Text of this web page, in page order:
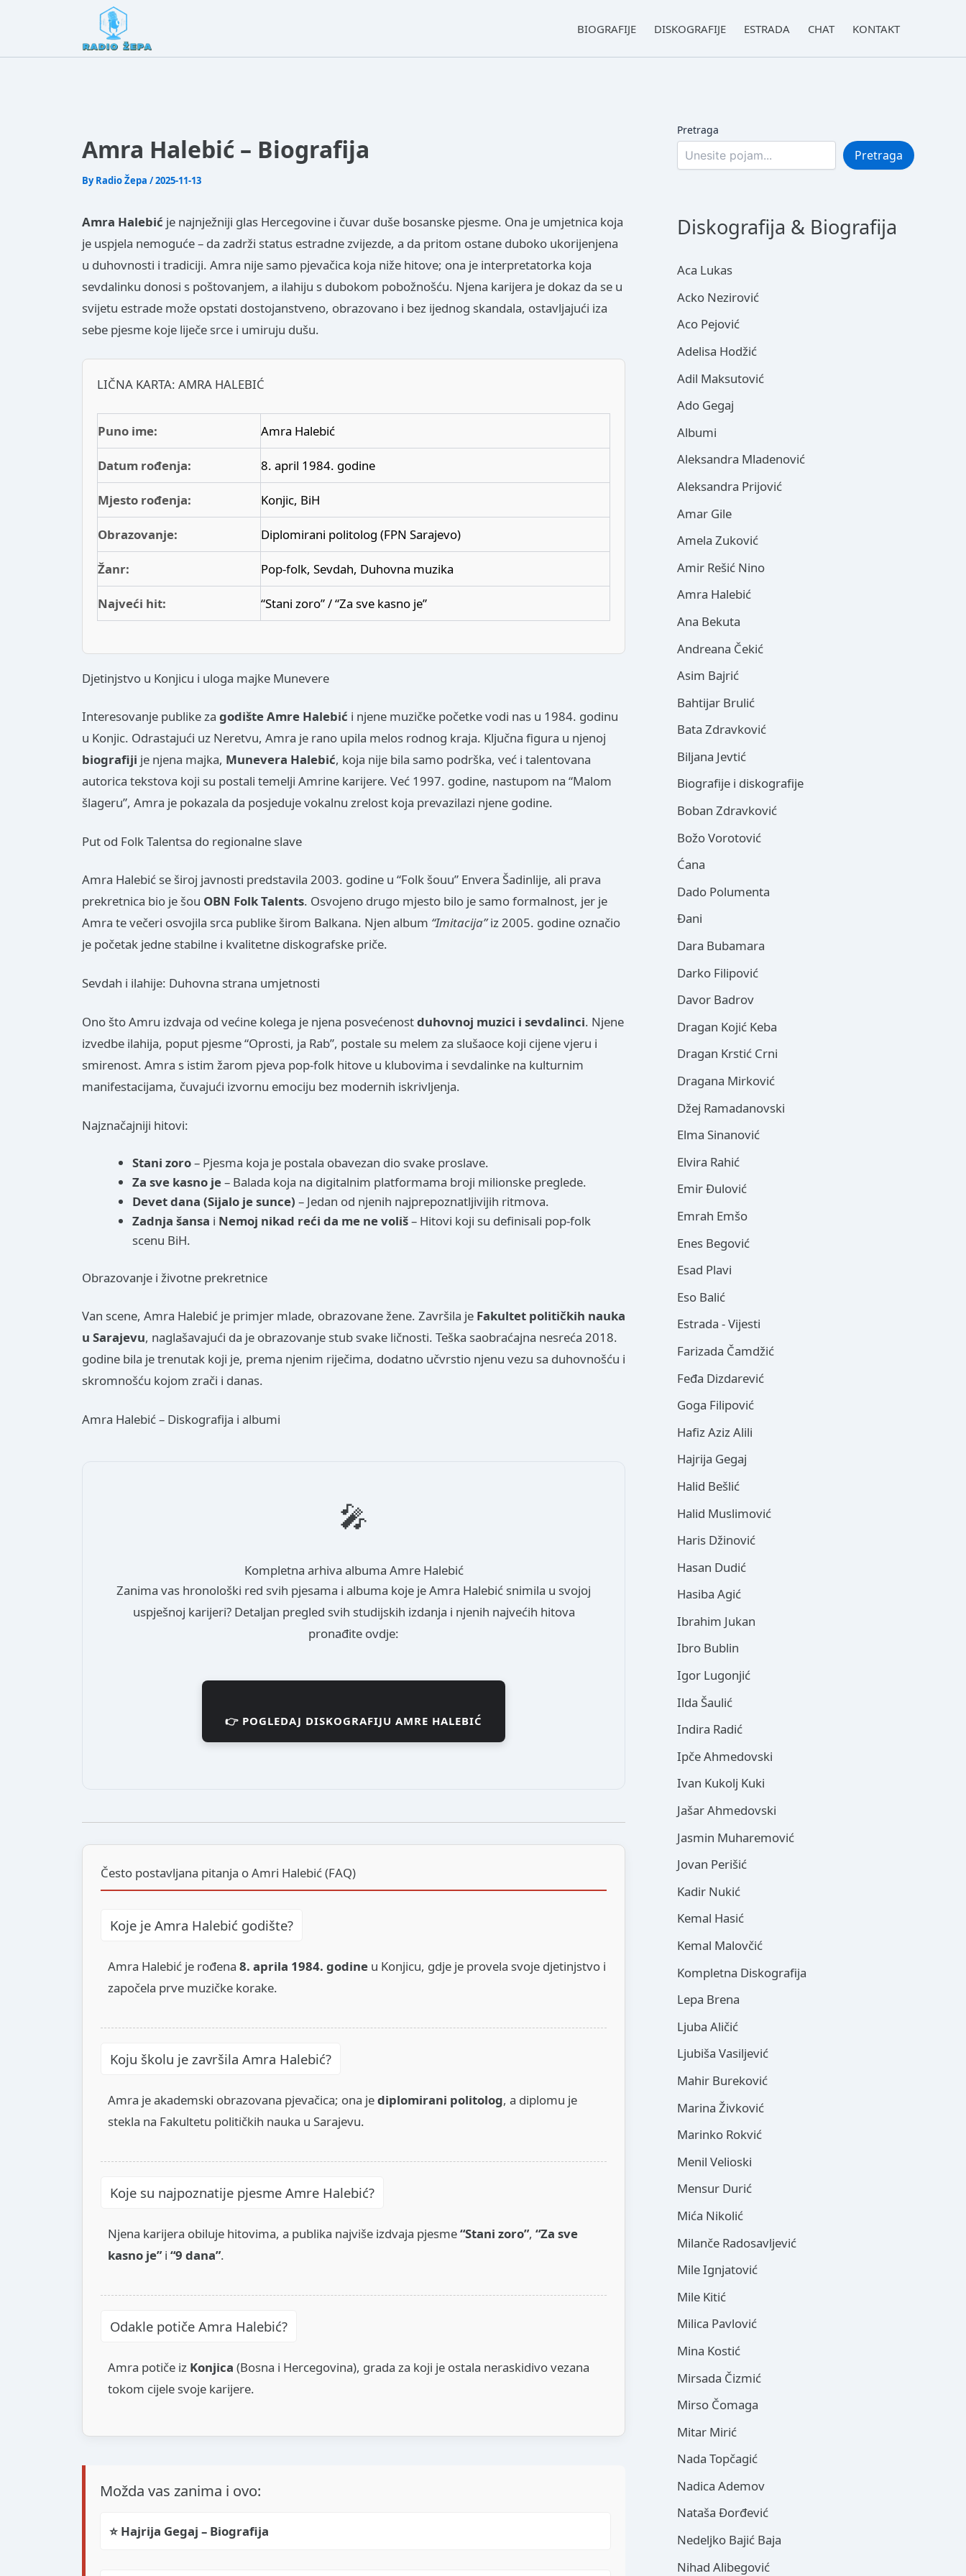
BIOGRAFIJE DISKOGRAFIJE ESTRADA CHAT KONTAKT
Amra Halebić – Biografija
ByRadio Žepa /2025-11-13
Amra Halebić je najnježniji glas Hercegovine i čuvar duše bosanske pjesme. Ona je umjetnica koja
je uspjela nemoguće – da zadrži status estradne zvijezde, a da pritom ostane duboko ukorijenjena
u duhovnosti i tradiciji. Amra nije samo pjevačica koja niže hitove; ona je interpretatorka koja
sevdalinku donosi s poštovanjem, a ilahiju s dubokom pobožnošću. Njena karijera je dokaz da se u
svijetu estrade može opstati dostojanstveno, obrazovano i bez ijednog skandala, ostavljajući iza
sebe pjesme koje liječe srce i umiruju dušu.
LIČNA KARTA: AMRA HALEBIĆ
Puno ime: Amra Halebić
Datum rođenja: 8. april 1984. godine
Mjesto rođenja: Konjic, BiH
Obrazovanje: Diplomirani politolog (FPN Sarajevo)
Žanr: Pop-folk, Sevdah, Duhovna muzika
Najveći hit: “Stani zoro” / “Za sve kasno je”
Djetinjstvo u Konjicu i uloga majke Munevere
Interesovanje publike za godište Amre Halebić i njene muzičke početke vodi nas u 1984. godinu
u Konjic. Odrastajući uz Neretvu, Amra je rano upila melos rodnog kraja. Ključna figura u njenoj
biografiji je njena majka, Munevera Halebić, koja nije bila samo podrška, već i talentovana
autorica tekstova koji su postali temelji Amrine karijere. Već 1997. godine, nastupom na “Malom
šlageru”, Amra je pokazala da posjeduje vokalnu zrelost koja prevazilazi njene godine.
Put od Folk Talentsa do regionalne slave
Amra Halebić se široj javnosti predstavila 2003. godine u “Folk šouu” Envera Šadinlije, ali prava
prekretnica bio je šou OBN Folk Talents. Osvojeno drugo mjesto bilo je samo formalnost, jer je
Amra te večeri osvojila srca publike širom Balkana. Njen album “Imitacija”iz 2005. godine označio
je početak jedne stabilne i kvalitetne diskografske priče.
Sevdah i ilahije: Duhovna strana umjetnosti
Ono što Amru izdvaja od većine kolega je njena posvećenostduhovnoj muzici i sevdalinci. Njene
izvedbe ilahija, poput pjesme “Oprosti, ja Rab”, postale su melem za slušaoce koji cijene vjeru i
smirenost. Amra s istim žarom pjeva pop-folk hitove u klubovima i sevdalinke na kulturnim
manifestacijama, čuvajući izvornu emociju bez modernih iskrivljenja.
Najznačajniji hitovi:
Stani zoro– Pjesma koja je postala obavezan dio svake proslave.
Za sve kasno je– Balada koja na digitalnim platformama broji milionske preglede.
Devet dana (Sijalo je sunce) – Jedan od njenih najprepoznatljivijih ritmova.
Zadnja šansa i Nemoj nikad reći da me ne voliš– Hitovi koji su definisali pop-folk
scenu BiH.
Obrazovanje i životne prekretnice
Van scene, Amra Halebić je primjer mlade, obrazovane žene. Završila je Fakultet političkih nauka
u Sarajevu, naglašavajući da je obrazovanje stub svake ličnosti. Teška saobraćajna nesreća 2018.
godine bila je trenutak koji je, prema njenim riječima, dodatno učvrstio njenu vezu sa duhovnošću i
skromnošću kojom zrači i danas.
Amra Halebić – Diskografija i albumi
🎤
Kompletna arhiva albuma Amre Halebić
Zanima vas hronološki red svih pjesama i albuma koje je Amra Halebić snimila u svojoj
uspješnoj karijeri? Detaljan pregled svih studijskih izdanja i njenih najvećih hitova
pronađite ovdje:
👉 POGLEDAJ DISKOGRAFIJU AMRE HALEBIĆ
Često postavljana pitanja o Amri Halebić (FAQ)
Koje je Amra Halebić godište?
Amra Halebić je rođena 8. aprila 1984. godine u Konjicu, gdje je provela svoje djetinjstvo i
započela prve muzičke korake.
Koju školu je završila Amra Halebić?
Amra je akademski obrazovana pjevačica; ona jediplomirani politolog, a diplomu je
stekla na Fakultetu političkih nauka u Sarajevu.
Koje su najpoznatije pjesme Amre Halebić?
Njena karijera obiluje hitovima, a publika najviše izdvaja pjesme“Stani zoro”, “Za sve
kasno je”i “9 dana”.
Odakle potiče Amra Halebić?
Amra potiče iz Konjica (Bosna i Hercegovina), grada za koji je ostala neraskidivo vezana
tokom cijele svoje karijere.
Možda vas zanima i ovo:
⭐ Hajrija Gegaj – Biografija
Pretraga
Pretraga
Diskografija & Biografija
Aca Lukas
Acko Nezirović
Aco Pejović
Adelisa Hodžić
Adil Maksutović
Ado Gegaj
Albumi
Aleksandra Mladenović
Aleksandra Prijović
Amar Gile
Amela Zuković
Amir Rešić Nino
Amra Halebić
Ana Bekuta
Andreana Čekić
Asim Bajrić
Bahtijar Brulić
Bata Zdravković
Biljana Jevtić
Biografije i diskografije
Boban Zdravković
Božo Vorotović
Ćana
Dado Polumenta
Đani
Dara Bubamara
Darko Filipović
Davor Badrov
Dragan Kojić Keba
Dragan Krstić Crni
Dragana Mirković
Džej Ramadanovski
Elma Sinanović
Elvira Rahić
Emir Đulović
Emrah Emšo
Enes Begović
Esad Plavi
Eso Balić
Estrada - Vijesti
Farizada Čamdžić
Feđa Dizdarević
Goga Filipović
Hafiz Aziz Alili
Hajrija Gegaj
Halid Bešlić
Halid Muslimović
Haris Džinović
Hasan Dudić
Hasiba Agić
Ibrahim Jukan
Ibro Bublin
Igor Lugonjić
Ilda Šaulić
Indira Radić
Ipče Ahmedovski
Ivan Kukolj Kuki
Jašar Ahmedovski
Jasmin Muharemović
Jovan Perišić
Kadir Nukić
Kemal Hasić
Kemal Malovčić
Kompletna Diskografija
Lepa Brena
Ljuba Aličić
Ljubiša Vasiljević
Mahir Bureković
Marina Živković
Marinko Rokvić
Menil Velioski
Mensur Durić
Mića Nikolić
Milanče Radosavljević
Mile Ignjatović
Mile Kitić
Milica Pavlović
Mina Kostić
Mirsada Čizmić
Mirso Čomaga
Mitar Mirić
Nada Topčagić
Nadica Ademov
Nataša Đorđević
Nedeljko Bajić Baja
Nihad Alibegović